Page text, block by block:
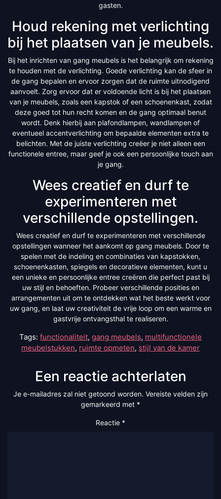
gasten.
Houd rekening met verlichting
bij het plaatsen van je meubels.
Bij het inrichten van gang meubels is het belangrijk om rekening
te houden met de verlichting. Goede verlichting kan de sfeer in
de gang bepalen en ervoor zorgen dat de ruimte uitnodigend
aanvoelt. Zorg ervoor dat er voldoende licht is bij het plaatsen
van je meubels, zoals een kapstok of een schoenenkast, zodat
deze goed tot hun recht komen en de gang optimaal benut
wordt. Denk hierbij aan plafondlampen, wandlampen of
eventueel accentverlichting om bepaalde elementen extra te
belichten. Met de juiste verlichting creëer je niet alleen een
functionele entree, maar geef je ook een persoonlijke touch aan
je gang.
Wees creatief en durf te
experimenteren met
verschillende opstellingen.
Wees creatief en durf te experimenteren met verschillende
opstellingen wanneer het aankomt op gang meubels. Door te
spelen met de indeling en combinaties van kapstokken,
schoenenkasten, spiegels en decoratieve elementen, kunt u
een unieke en persoonlijke entree creëren die perfect past bij
uw stijl en behoeften. Probeer verschillende posities en
arrangementen uit om te ontdekken wat het beste werkt voor
uw gang, en laat uw creativiteit de vrije loop om een warme en
gastvrije ontvangsthal te realiseren.
Tags: functionaliteit, gang meubels, multifunctionele
meubelstukken, ruimte opmeten, stijl van de kamer
Een reactie achterlaten
Je e-mailadres zal niet getoond worden. Vereiste velden zijn
gemarkeerd met *
Reactie *